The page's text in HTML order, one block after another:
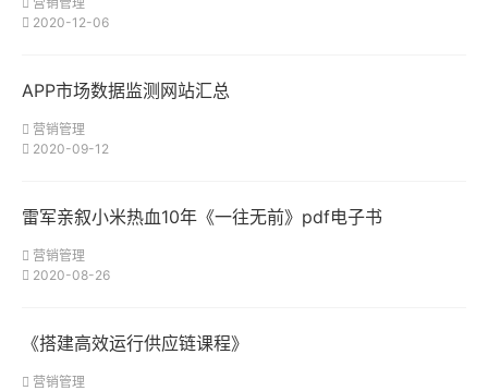
2020-12-06
APP市场数据监测网站汇总
营销管理
2020-09-12
雷军亲叙小米热血10年《一往无前》pdf电子书
营销管理
2020-08-26
《搭建高效运行供应链课程》
营销管理